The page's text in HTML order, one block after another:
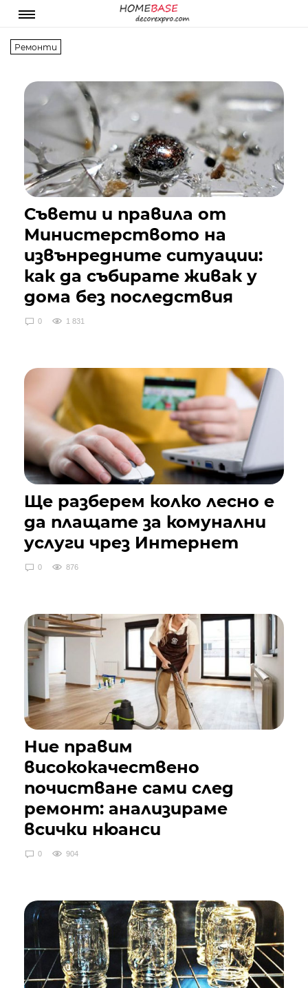
Ремонти
Съвети и правила от
Министерството на
извънредните ситуации:
как да събирате живак у
дома без последствия
0 1 831
Ще разберем колко лесно е
да плащате за комунални
услуги чрез Интернет
0 876
Ние правим
висококачествено
почистване сами след
ремонт: анализираме
всички нюанси
0 904